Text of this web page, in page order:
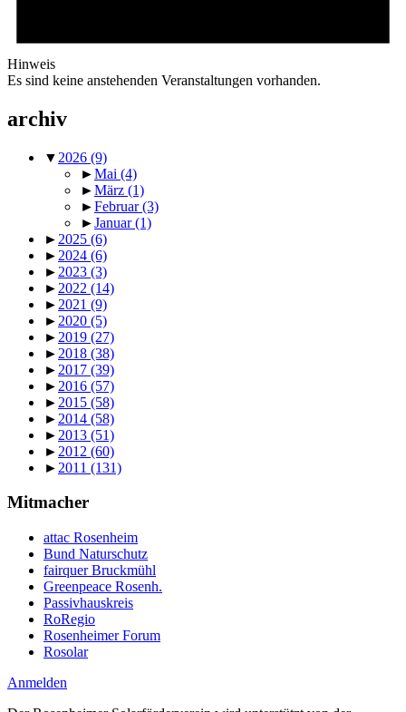
Hinweis
Es sind keine anstehenden Veranstaltungen vorhanden.
archiv
▼ 2026 (9)
►Mai (4)
►März (1)
►Februar(3)
►Januar(1)
► 2025 (6)
► 2024 (6)
► 2023 (3)
► 2022 (14)
► 2021 (9)
► 2020 (5)
► 2019 (27)
► 2018 (38)
► 2017 (39)
► 2016 (57)
► 2015 (58)
► 2014 (58)
► 2013 (51)
► 2012 (60)
► 2011 (131)
Mitmacher
attac Rosenheim
Bund Naturschutz
fairquer Bruckmühl
Greenpeace Rosenh.
Passivhauskreis
RoRegio
Rosenheimer Forum
Rosolar
Anmelden